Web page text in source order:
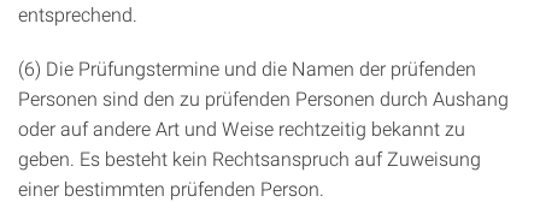
entsprechend.
(6) Die Prüfungstermine und die Namen der prüfenden
Personen sind den zu prüfenden Personen durch Aushang
oder auf andere Art und Weise rechtzeitig bekannt zu
geben. Es besteht kein Rechtsanspruch auf Zuweisung
einer bestimmten prüfenden Person.